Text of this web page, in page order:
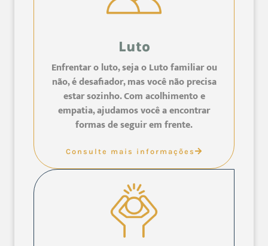
Luto
Enfrentar o luto, seja o Luto familiar ou
não, é desafiador, mas você não precisa
estar sozinho. Com acolhimento e
empatia, ajudamos você a encontrar
formas de seguir em frente.
Consulte mais informações